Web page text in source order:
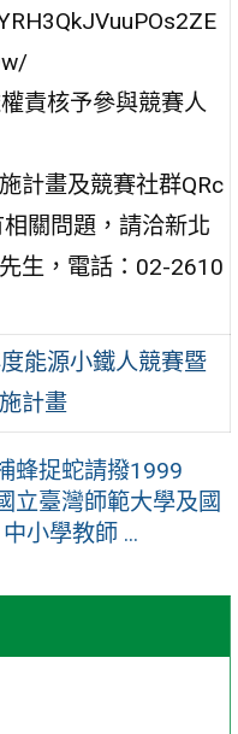
責核予參與競賽人
計畫及競賽社群QRc
關問題，請洽新北
生，電話：02-2610
能源小鐵人競賽暨
計畫
蜂捉蛇請撥1999
立臺灣師範大學及國
小學教師 ...